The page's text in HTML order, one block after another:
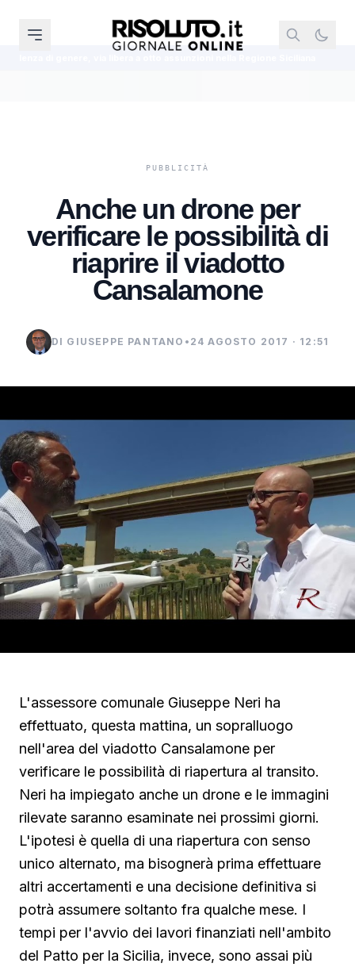
Anche un drone per
verificare le possibilità di
riaprire il viadotto
Cansalamone
DI GIUSEPPE PANTANO • 24 AGOSTO 2017 · 12:51
L'assessore comunale Giuseppe Neri ha
effettuato, questa mattina, un sopralluogo
nell'area del viadotto Cansalamone per
verificare le possibilità di riapertura al transito.
Neri ha impiegato anche un drone e le immagini
rilevate saranno esaminate nei prossimi giorni.
L'ipotesi è quella di una riapertura con senso
unico alternato, ma bisognerà prima effettuare
altri accertamenti e una decisione definitiva si
potrà assumere soltanto fra qualche mese. I
tempi per l'avvio dei lavori finanziati nell'ambito
del Patto per la Sicilia, invece, sono assai più